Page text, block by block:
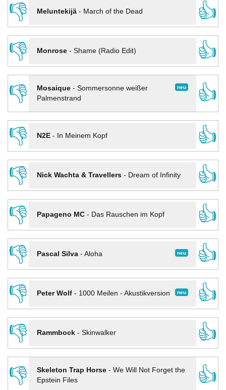
👎
Meluntekijä- March of the Dead
👍
👎
Monrose- Shame (Radio Edit)
👍
👎
neu
Mosaique- Sommersonne weißer
Palmenstrand
👍
👎
N2E- In Meinem Kopf
👍
👎
Nick Wachta & Travellers- Dream of Infinity
👍
👎
Papageno MC- Das Rauschen im Kopf
👍
👎
neu
Pascal Silva- Aloha
👍
👎
neu
Peter Wolf- 1000 Meilen - Akustikversion
👍
👎
Rammbock- Skinwalker
👍
👎
Skeleton Trap Horse- We Will Not Forget the
Epstein Files
👍